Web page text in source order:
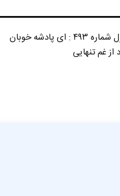
غزل شماره ۴۹۳ : ای پادشه خوبان
از غم تنهایی